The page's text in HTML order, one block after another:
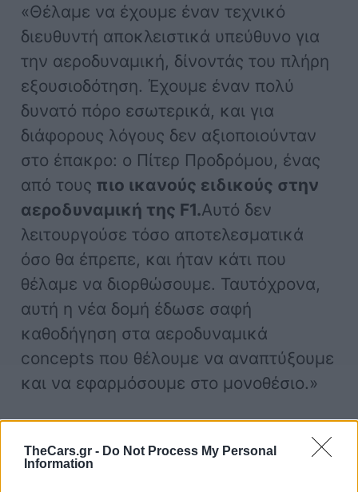
TheCars.gr - Do Not Process My Personal
Information
«Θέλαμε να έχουμε έναν τεχνικό
διευθυντή αποκλειστικά υπεύθυνο για
την αεροδυναμική, δίνοντάς του πλήρη
εξουσιοδότηση. Έχουμε έναν πολύ
δυνατό πόρο εσωτερικά, και για
διάφορους λόγους δεν αξιοποιούνταν
στο έπακρο: ο Πίτερ Προδρόμου, ένας
από τους πιο ικανούς ειδικούς στην
αεροδυναμική της F1.Αυτό δεν
λειτουργούσε τόσο αποτελεσματικά
όσο θα έπρεπε, και ήταν κάτι που
θέλαμε να διορθώσουμε. Ταυτόχρονα,
αυτή η νέα δομή έδωσε σαφή
καθοδήγηση στα αεροδυναμικά
concepts που θέλουμε να αναπτύξουμε
και να εφαρμόσουμε στο μονοθέσιο.»